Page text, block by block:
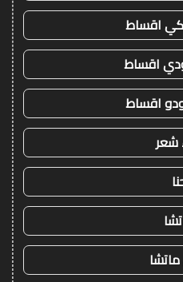
اقساط
اقساط
اقساط
شعر